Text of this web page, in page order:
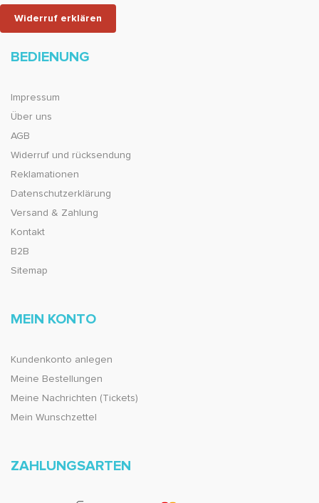
Widerruf erklären
BEDIENUNG
Impressum
Über uns
AGB
Widerruf und rücksendung
Reklamationen
Datenschutzerklärung
Versand & Zahlung
Kontakt
B2B
Sitemap
MEIN KONTO
Kundenkonto anlegen
Meine Bestellungen
Meine Nachrichten (Tickets)
Mein Wunschzettel
ZAHLUNGSARTEN